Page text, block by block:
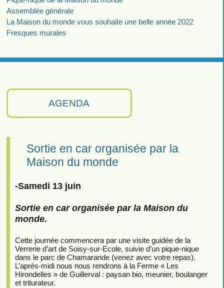
AGENDA
Sortie en car organisée par la
Maison du monde
-Samedi 13 juin
Sortie en car organisée par la Maison du
monde.
Cette journée commencera par une visite guidée de la
Verrerie d’art de Soisy-sur-Ecole, suivie d’un pique-nique
dans le parc de Chamarande (venez avec votre repas).
L’après-midi nous nous rendrons à la Ferme « Les
Hirondelles » de Guillerval : paysan bio, meunier, boulanger
et triturateur.
Assemblée générale
La Maison du monde vous souhaite une belle année 2022
Fresques murales